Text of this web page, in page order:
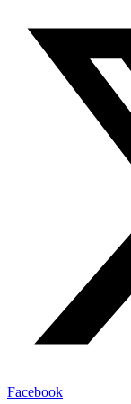
Facebook